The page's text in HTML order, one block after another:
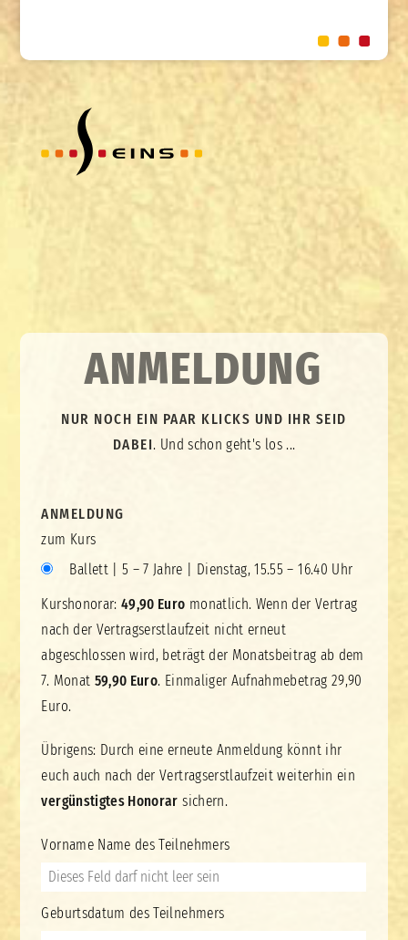
ANMELDUNG
NUR NOCH EIN PAAR KLICKS UND IHR SEID
DABEI . Und schon geht's los ...
ANMELDUNG
zum Kurs
Ballett | 5 – 7 Jahre | Dienstag, 15.55 – 16.40 Uhr
Kurshonorar:49,90 Euro monatlich. Wenn der Vertrag
nach der Vertragserstlaufzeit nicht erneut
abgeschlossen wird, beträgt der Monatsbeitrag ab dem
7. Monat 59,90 Euro. Einmaliger Aufnahmebetrag 29,90
Euro.
Übrigens: Durch eine erneute Anmeldung könnt ihr
euch auch nach der Vertragserstlaufzeit weiterhin ein
vergünstigtes Honorar sichern.
Vorname Name des Teilnehmers
Geburtsdatum des Teilnehmers